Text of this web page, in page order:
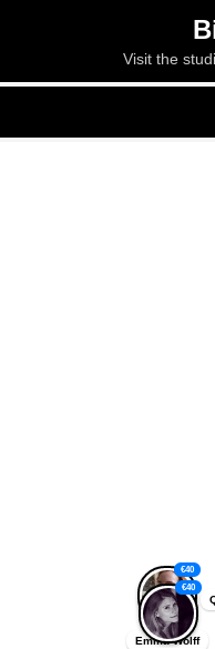
Visit the
€40
Emma Wolff
€40